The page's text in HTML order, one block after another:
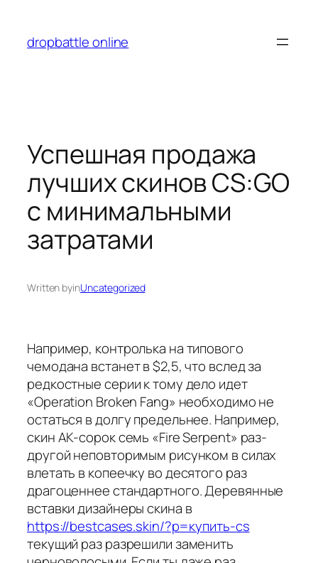
содержимому
dropbattle online
Успешная продажа
лучших скинов CS:GO
с минимальными
затратами
Written byinUncategorized
Например, контролька на типового
чемодана встанет в $2,5, что вслед за
редкостные серии к тому дело идет
«Operation Broken Fang» необходимо не
остаться в долгу предельнее. Например,
скин AK-сорок семь «Fire Serpent» раз-
другой неповторимым рисунком в силах
влетать в копеечку во десятого раз
драгоценнее стандартного. Деревянные
вставки дизайнеры скина в
https://bestcases.skin/?p=купить-cs
текущий раз разрешили заменить